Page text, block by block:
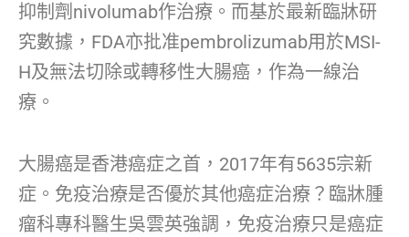
抑制劑nivolumab作治療。而基於最新臨牀研
究數據，FDA亦批准pembrolizumab用於MSI-
H及無法切除或轉移性大腸癌，作為一線治
療。
大腸癌是香港癌症之首，2017年有5635宗新
症。免疫治療是否優於其他癌症治療？臨牀腫
瘤科專科醫生吳雲英強調，免疫治療只是癌症